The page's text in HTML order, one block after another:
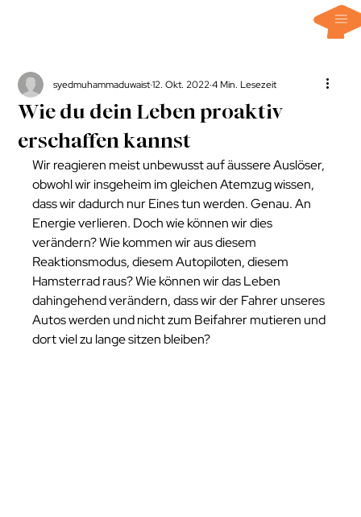
Wie du dein Leben proaktiv
erschaffen kannst
syedmuhammaduwaist12. Okt. 2022 4 Min. Lesezeit
Wir reagieren meist unbewusst auf äussere Auslöser,
obwohl wir insgeheim im gleichen Atemzug wissen,
dass wir dadurch nur Eines tun werden. Genau. An
Energie verlieren. Doch wie können wir dies
verändern? Wie kommen wir aus diesem
Reaktionsmodus, diesem Autopiloten, diesem
Hamsterrad raus? Wie können wir das Leben
dahingehend verändern, dass wir der Fahrer unseres
Autos werden und nicht zum Beifahrer mutieren und
dort viel zu lange sitzen bleiben?